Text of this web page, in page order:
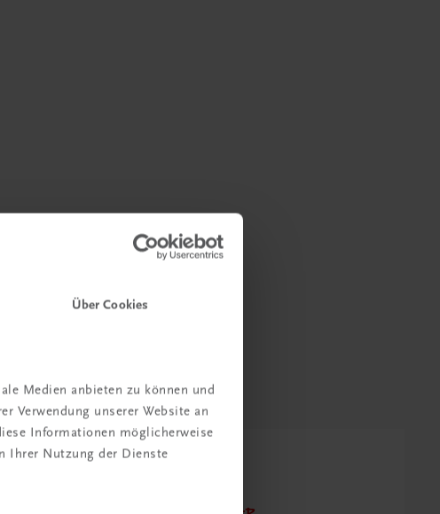
Über Cookies
Medien anbieten zu können und
Verwendung unserer Website an
Informationen möglicherweise
Ihrer Nutzung der Dienste